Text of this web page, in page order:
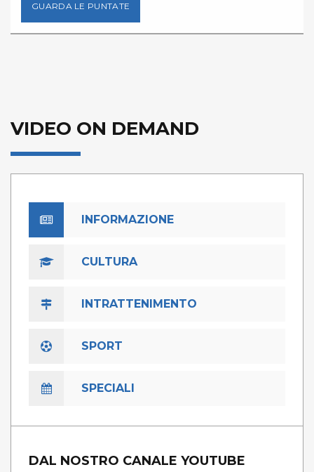
GUARDA LE PUNTATE
VIDEO ON DEMAND
INFORMAZIONE
CULTURA
INTRATTENIMENTO
SPORT
SPECIALI
DAL NOSTRO CANALE YOUTUBE